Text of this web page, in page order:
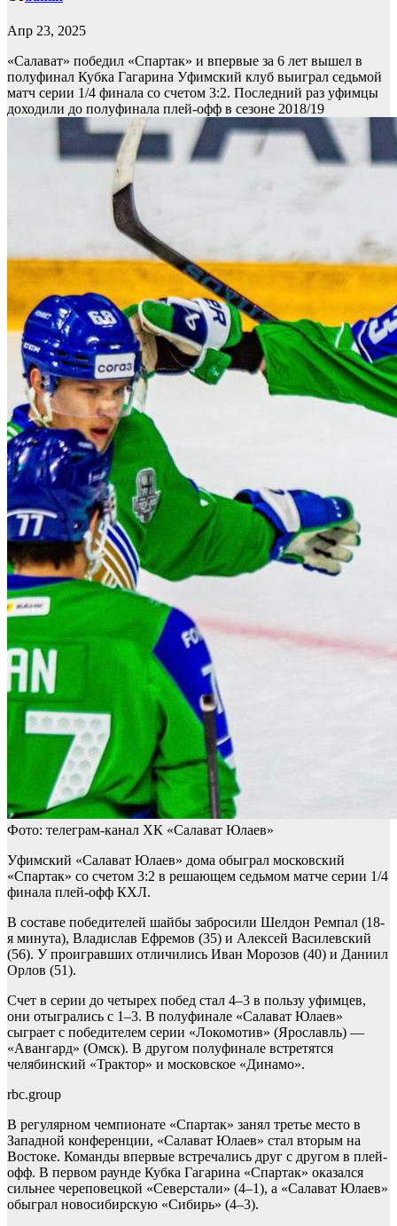
Апр 23, 2025
«Салават» победил «Спартак» и впервые за 6 лет вышел в
полуфинал Кубка Гагарина Уфимский клуб выиграл седьмой
матч серии 1/4 финала со счетом 3:2. Последний раз уфимцы
доходили до полуфинала плей-офф в сезоне 2018/19
Фото: телеграм-канал ХК «Салават Юлаев»
Уфимский «Салават Юлаев» дома обыграл московский
«Спартак» со счетом 3:2 в решающем седьмом матче серии 1/4
финала плей-офф КХЛ.
В составе победителей шайбы забросили Шелдон Ремпал (18-
я минута), Владислав Ефремов (35) и Алексей Василевский
(56). У проигравших отличились Иван Морозов (40) и Даниил
Орлов (51).
Счет в серии до четырех побед стал 4–3 в пользу уфимцев,
они отыгрались с 1–3. В полуфинале «Салават Юлаев»
сыграет с победителем серии «Локомотив» (Ярославль) —
«Авангард» (Омск). В другом полуфинале встретятся
челябинский «Трактор» и московское «Динамо».
rbc.group
В регулярном чемпионате «Спартак» занял третье место в
Западной конференции, «Салават Юлаев» стал вторым на
Востоке. Команды впервые встречались друг с другом в плей-
офф. В первом раунде Кубка Гагарина «Спартак» оказался
сильнее череповецкой «Северстали» (4–1), а «Салават Юлаев»
обыграл новосибирскую «Сибирь» (4–3).